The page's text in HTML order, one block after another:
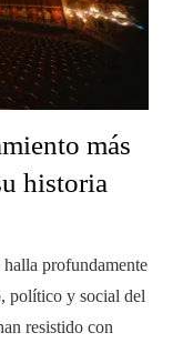
más
historia
profundamente
político y social del
resistido con